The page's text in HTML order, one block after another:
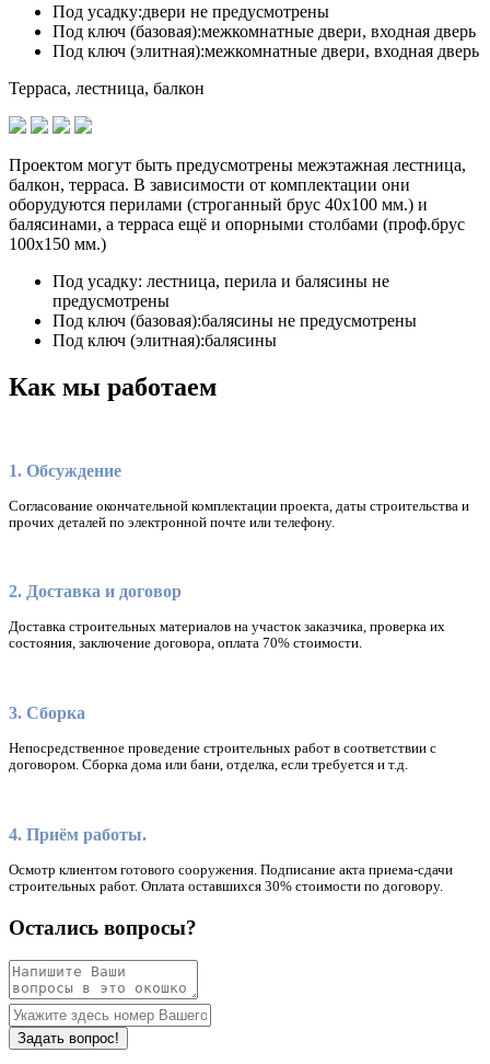
Под усадку:двери не предусмотрены
Под ключ (базовая):межкомнатные двери, входная дверь
Под ключ (элитная):межкомнатные двери, входная дверь
Терраса, лестница, балкон
Проектом могут быть предусмотрены межэтажная лестница,
балкон, терраса. В зависимости от комплектации они
оборудуются перилами (строганный брус 40х100 мм.) и
балясинами, а терраса ещё и опорными столбами (проф.брус
100х150 мм.)
Под усадку: лестница, перила и балясины не
предусмотрены
Под ключ (базовая):балясины не предусмотрены
Под ключ (элитная):балясины
Как мы работаем
1. Обсуждение
Согласование окончательной комплектации проекта, даты строительства и
прочих деталей по электронной почте или телефону.
2. Доставка и договор
Доставка строительных материалов на участок заказчика, проверка их
состояния, заключение договора, оплата 70% стоимости.
3. Сборка
Непосредственное проведение строительных работ в соответствии с
договором. Сборка дома или бани, отделка, если требуется и т.д.
4. Приём работы.
Осмотр клиентом готового сооружения. Подписание акта приема-сдачи
строительных работ. Оплата оставшихся 30% стоимости по договору.
Остались вопросы?